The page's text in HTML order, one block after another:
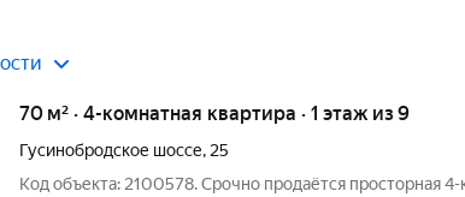
70 м² · 4-комнатная квартира · 1 этаж из 9
Гусинобродское шоссе, 25
Код объекта: 2100578. Срочно продаётся просторная 4-комнатная